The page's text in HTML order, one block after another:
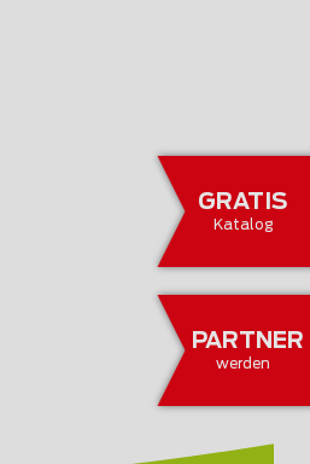
GRATIS
Katalog
PARTNER
werden